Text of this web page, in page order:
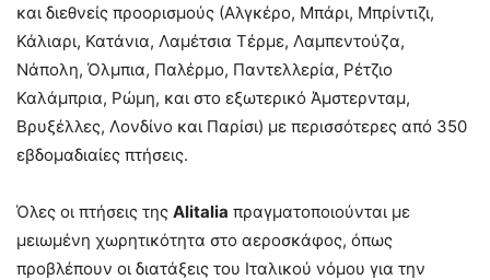
και διεθνείς προορισμούς (Αλγκέρο, Μπάρι, Μπρίντιζι,
Κάλιαρι, Κατάνια, Λαμέτσια Τέρμε, Λαμπεντούζα,
Νάπολη, Όλμπια, Παλέρμο, Παντελλερία, Ρέτζιο
Καλάμπρια, Ρώμη, και στο εξωτερικό Άμστερνταμ,
Βρυξέλλες, Λονδίνο και Παρίσι) με περισσότερες από 350
εβδομαδιαίες πτήσεις.
Όλες οι πτήσεις της Alitalia πραγματοποιούνται με
μειωμένη χωρητικότητα στο αεροσκάφος, όπως
προβλέπουν οι διατάξεις του Ιταλικού νόμου για την